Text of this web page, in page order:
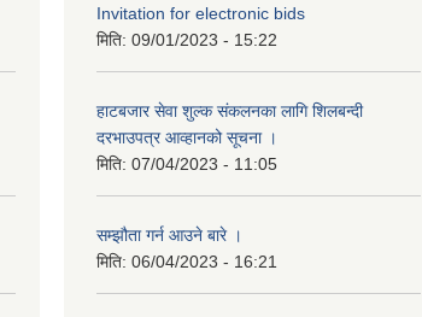
Invitation for electronic bids
मिति: 09/01/2023 - 15:22
हाटबजार सेवा शुल्क संकलनका लागि शिलबन्दी
दरभाउपत्र आव्हानको सूचना ।
मिति: 07/04/2023 - 11:05
सम्झौता गर्न आउने बारे ।
मिति: 06/04/2023 - 16:21